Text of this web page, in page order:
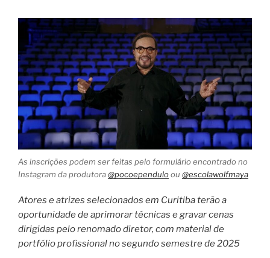
As inscrições podem ser feitas pelo formulário encontrado no
Instagram da produtora@pocoependuloou @escolawolfmaya
Atores e atrizes selecionados em Curitiba terão a
oportunidade de aprimorar técnicas e gravar cenas
dirigidas pelo renomado diretor, com material de
portfólio profissional no segundo semestre de 2025